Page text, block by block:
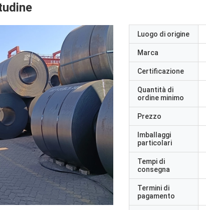
Luogo di origine
Marca
Certificazione
Quantità di
ordine minimo
Prezzo
Imballaggi
particolari
Tempi di
consegna
Termini di
pagamento